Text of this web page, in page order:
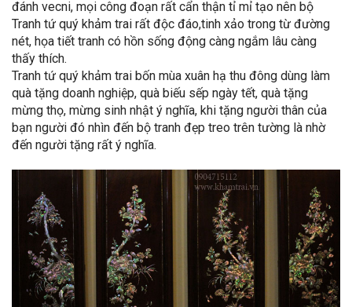
đánh vecni, mọi công đoạn rất cẩn thận tỉ mỉ tạo nên bộ
Tranh tứ quý khảm trai rất độc đáo,tinh xảo trong từ đường
nét, họa tiết tranh có hồn sống động càng ngắm lâu càng
thấy thích.
Tranh tứ quý khảm trai bốn mùa xuân hạ thu đông dùng làm
quà tặng doanh nghiệp, quà biếu sếp ngày tết, quà tặng
mừng thọ, mừng sinh nhật ý nghĩa, khi tặng người thân của
bạn người đó nhìn đến bộ tranh đẹp treo trên tường là nhờ
đến người tặng rất ý nghĩa.